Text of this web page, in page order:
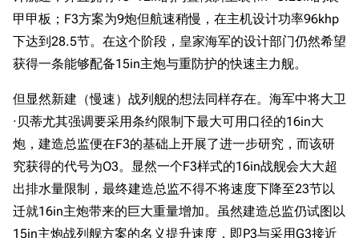
甲甲板；F3方案为9炮但航速稍慢，在主机设计功率96khp
下达到28.5节。在这个阶段，皇家海军的设计部门仍然希望
获得一条能够配备15in主炮与重防护的快速主力舰。
但显然新建（慢速）战列舰的想法同样存在。海军中将大卫
·贝蒂尤其强调要采用条约限制下最大可用口径的16in大
炮，建造总监便在F3的基础上开展了进一步研究，而该研
究获得的代号为O3。显然一个F3样式的16in战舰会大大超
出排水量限制，最终建造总监不得不将速度下降至23节以
迁就16in主炮带来的巨大重量增加。虽然建造总监仍试图以
15in主炮战列舰方案的名义提升速度，即P3与采用G3接近